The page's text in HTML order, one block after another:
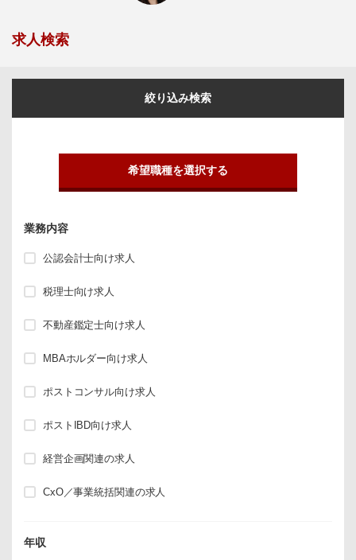
求人検索
絞り込み検索
希望職種を選択する
業務内容
公認会計士向け求人
税理士向け求人
不動産鑑定士向け求人
MBAホルダー向け求人
ポストコンサル向け求人
ポストIBD向け求人
経営企画関連の求人
CxO／事業統括関連の求人
年収